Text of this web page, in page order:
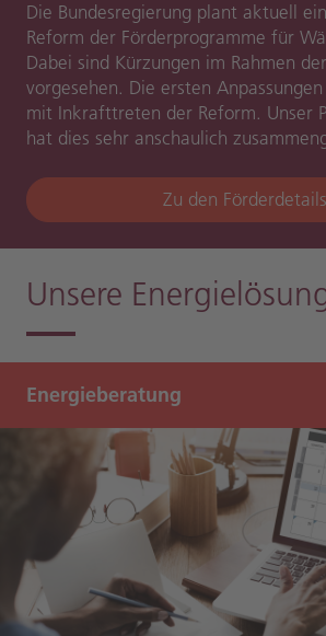
Die Bundesregierung plant aktuell
Reform der Förderprogramme für
Dabei sind Kürzungen im Rahmen
vorgesehen. Die ersten
mit Inkrafttreten der Reform. Unser
hat dies sehr anschaulich
Zu den Förderdetails
Unsere
Energieberatung